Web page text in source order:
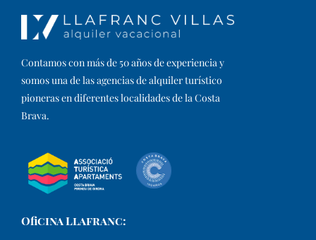
Contamos con más de 50 años de experiencia y
somos una de las agencias de alquiler turístico
pioneras en diferentes localidades de la Costa
Brava.​
Oficina Llafranc: